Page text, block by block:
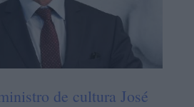
de cultura José